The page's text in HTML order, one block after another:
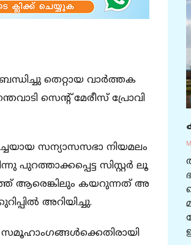
തെ​​​​റ്റാ​​​​യ വാ​​​​ർ​​​​ത്ത​​​​ക​​​​
സെ​​​​ന്‍റ് മേ​​​​രീ​​​​സ് പ്രോ​​​​വി​​​​
സ​​​​ന്യാ​​​​സ​​​​സ​​​​ഭാ നി​​​​യ​​​​മ​​​​ലം​​​​
സി​​​​സ്റ്റ​​​​ർ ലൂ​​​​
ആ​​​​രെ​​​​ങ്കി​​​​ലും ക​​​​യ​​​​റു​​​​ന്ന​​​​ത് അ​​​​
അ​​റി​​യി​​ച്ചു.